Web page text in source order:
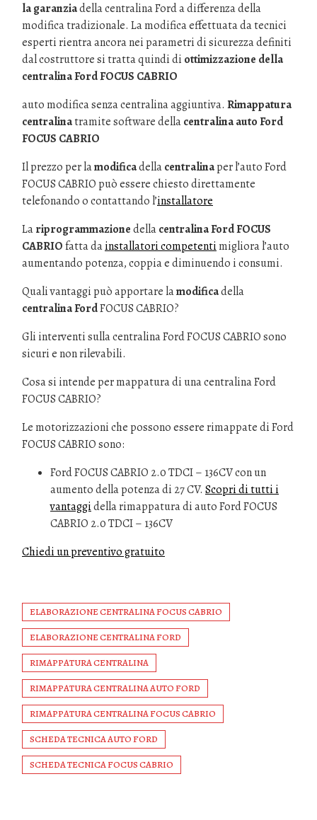
la garanziadella centralina Ford a differenza della
modifica tradizionale. La modifica effettuata da tecnici
esperti rientra ancora nei parametri di sicurezza definiti
dal costruttore si tratta quindi di ottimizzazione della
centralina Ford FOCUS CABRIO
auto modifica senza centralina aggiuntiva. Rimappatura
centralinatramite software dellacentralina auto Ford
FOCUS CABRIO
Il prezzo per lamodificadellacentralinaper l’auto Ford
FOCUS CABRIO può essere chiesto direttamente
telefonando o contattando l’installatore
Lariprogrammazionedellacentralina Ford FOCUS
CABRIOfatta dainstallatori competenti migliora l’auto
aumentando potenza, coppia e diminuendo i consumi.
Quali vantaggi può apportare lamodificadella
centralina FordFOCUS CABRIO?
Gli interventi sulla centralina Ford FOCUS CABRIO sono
sicuri e non rilevabili.
Cosa si intende per mappatura di una centralina Ford
FOCUS CABRIO?
Le motorizzazioni che possono essere rimappate di Ford
FOCUS CABRIO sono:
Ford FOCUS CABRIO 2.0 TDCI – 136CV con un
aumento della potenza di 27 CV. Scopri di tutti i
vantaggidella rimappatura di auto Ford FOCUS
CABRIO 2.0 TDCI – 136CV
Chiedi un preventivo gratuito
ELABORAZIONE CENTRALINA FOCUS CABRIO
ELABORAZIONE CENTRALINA FORD
RIMAPPATURA CENTRALINA
RIMAPPATURA CENTRALINA AUTO FORD
RIMAPPATURA CENTRALINA FOCUS CABRIO
SCHEDA TECNICA AUTO FORD
SCHEDA TECNICA FOCUS CABRIO